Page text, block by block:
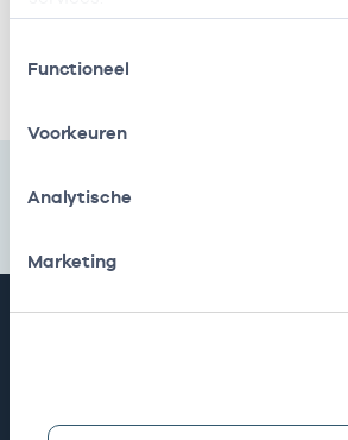
Functioneel
Voorkeuren
Analytische
Marketing
Ik heb een arbeidsrelatie met
Abc
Snel naar